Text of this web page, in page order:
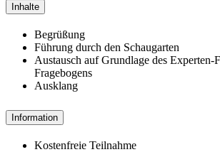
Inhalte
Begrüßung
Führung durch den Schaugarten
Austausch auf Grundlage des Experten-
Fragebogens
Ausklang
Information
Kostenfreie Teilnahme